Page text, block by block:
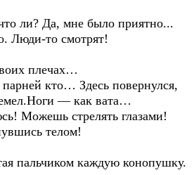
ли? Да, мне было приятно...
Люди-то смотрят!
плечах…
кто… Здесь повернулся,
— как вата…
Можешь стрелять глазами!
телом!
пальчиком каждую конопушку.